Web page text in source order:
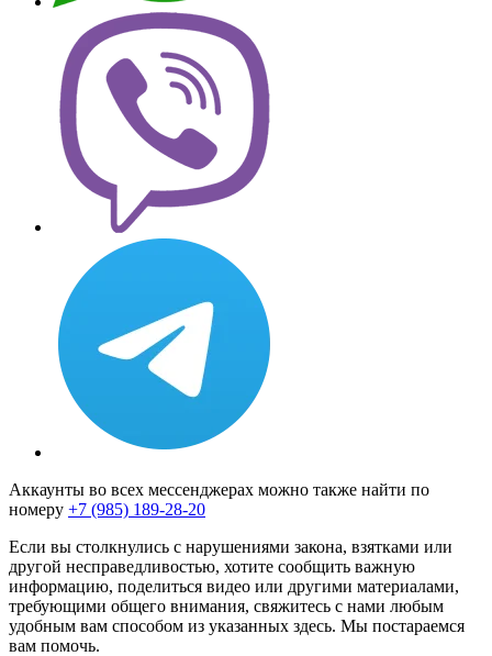
Аккаунты во всех мессенджерах можно также найти по
номеру +7 (985) 189-28-20
Если вы столкнулись с нарушениями закона, взятками или
другой несправедливостью, хотите сообщить важную
информацию, поделиться видео или другими материалами,
требующими общего внимания, свяжитесь с нами любым
удобным вам способом из указанных здесь. Мы постараемся
вам помочь.